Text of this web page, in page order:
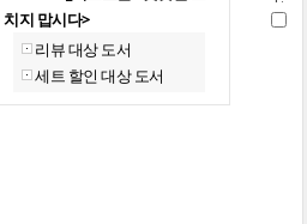
치지 맙시다>
리뷰 대상 도서
세트 할인 대상 도서